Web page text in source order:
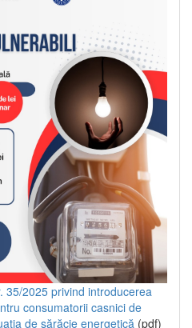
35/2025 privind introducerea
consumatorii casnici de
de sărăcie energetică (pdf)